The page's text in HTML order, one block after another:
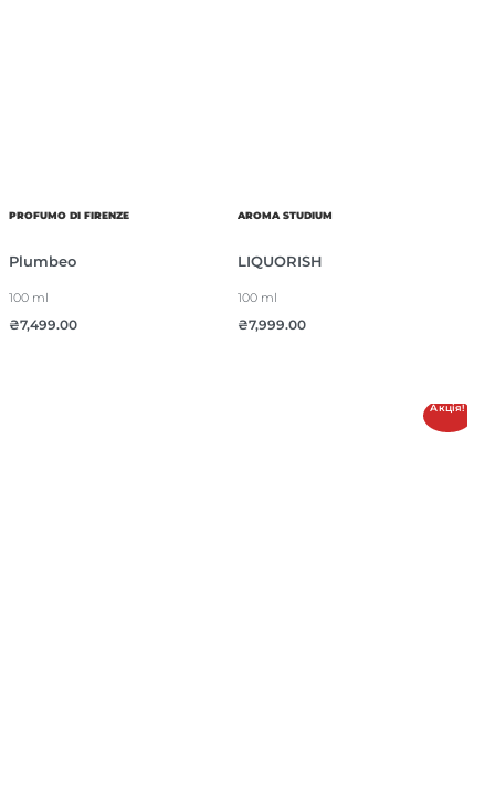
PROFUMO DI FIRENZE
Plumbeo
100 ml
₴7,499.00
AROMA STUDIUM
LIQUORISH
100 ml
₴7,999.00
Акція!